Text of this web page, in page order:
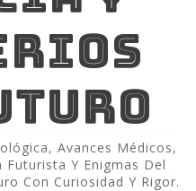
Avances Médicos,
Y Enigmas Del
Con Curiosidad Y Rigor.